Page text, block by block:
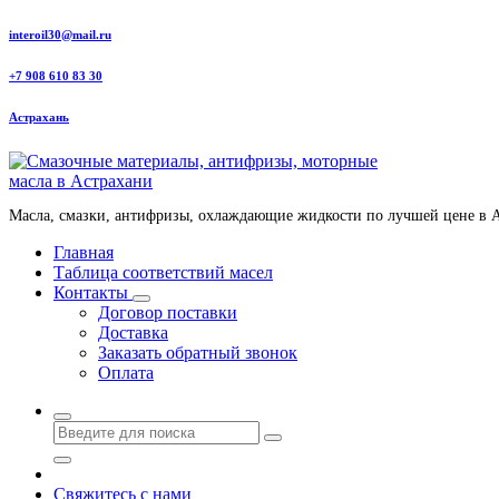
Перейти
содержанию
interoil30@mail.ru
+7 908 610 83 30
Астрахань
Масла, смазки, антифризы, охлаждающие жидкости по лучшей цене в
Главная
Таблица соответствий масел
Контакты
Договор поставки
Доставка
Заказать обратный звонок
Оплата
Свяжитесь с нами